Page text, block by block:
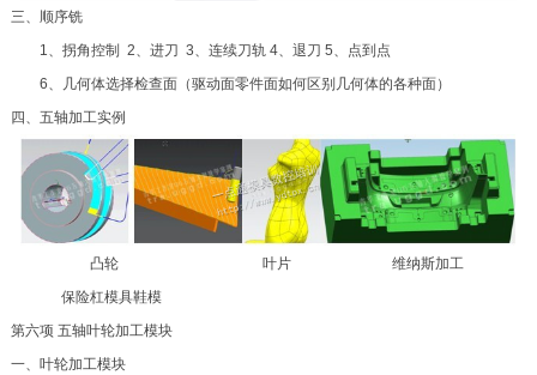
三、顺序铣
1、拐角控制 2、进刀 3、连续刀轨 4、退刀 5、点到点
6、几何体选择检查面（驱动面零件面如何区别几何体的各种面）
四、五轴加工实例
凸轮 叶片 维纳斯加工
保险杠模具鞋模
第六项 五轴叶轮加工模块
一、叶轮加工模块